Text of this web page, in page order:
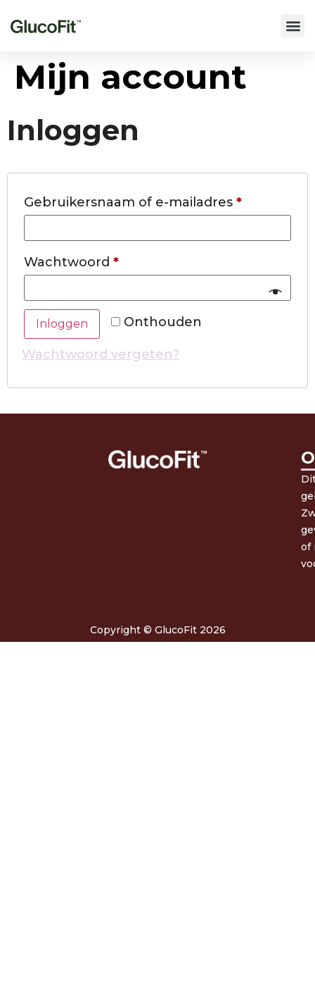
Mijn account
Inloggen
Gebruikersnaam of e-mailadres *
Wachtwoord *
Onthouden
Inloggen
Wachtwoord vergeten?
of
Copyright © GlucoFit 2026